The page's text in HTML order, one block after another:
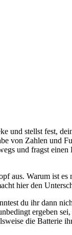
und stellst fest,
von Zahlen und
und fragst
aus. Warum ist
hier den
du ihr dann
ergeben
die Batterie